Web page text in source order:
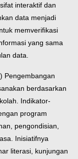
interaktif dan
data menjadi
memverifikasi
yang sama
data.
Pengembangan
berdasarkan
Indikator-
program
pengondisian,
Inisiatifnya
literasi, kunjungan